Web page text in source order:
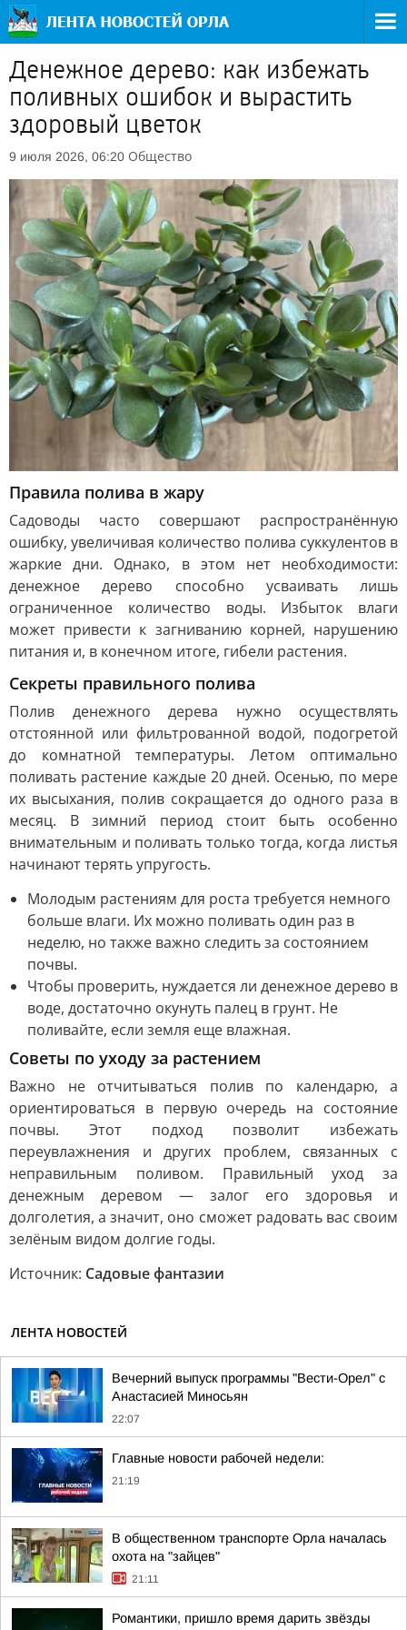
Денежное дерево: как избежать
поливных ошибок и вырастить
здоровый цветок
9 июля 2026, 06:20 Общество
Правила полива в жару
Садоводы часто совершают распространённую
ошибку, увеличивая количество полива суккулентов в
жаркие дни. Однако, в этом нет необходимости:
денежное дерево способно усваивать лишь
ограниченное количество воды. Избыток влаги
может привести к загниванию корней, нарушению
питания и, в конечном итоге, гибели растения.
Секреты правильного полива
Полив денежного дерева нужно осуществлять
отстоянной или фильтрованной водой, подогретой
до комнатной температуры. Летом оптимально
поливать растение каждые 20 дней. Осенью, по мере
их высыхания, полив сокращается до одного раза в
месяц. В зимний период стоит быть особенно
внимательным и поливать только тогда, когда листья
начинают терять упругость.
Молодым растениям для роста требуется немного
больше влаги. Их можно поливать один раз в
неделю, но также важно следить за состоянием
почвы.
Чтобы проверить, нуждается ли денежное дерево в
воде, достаточно окунуть палец в грунт. Не
поливайте, если земля еще влажная.
Советы по уходу за растением
Важно не отчитываться полив по календарю, а
ориентироваться в первую очередь на состояние
почвы. Этот подход позволит избежать
переувлажнения и других проблем, связанных с
неправильным поливом. Правильный уход за
денежным деревом — залог его здоровья и
долголетия, а значит, оно сможет радовать вас своим
зелёным видом долгие годы.
Источник: Садовые фантазии
ЛЕНТА НОВОСТЕЙ
Вечерний выпуск программы "Вести-Орел" с
Анастасией Миносьян
22:07
Главные новости рабочей недели:
21:19
В общественном транспорте Орла началась
охота на "зайцев"
21:11
Романтики, пришло время дарить звёзды